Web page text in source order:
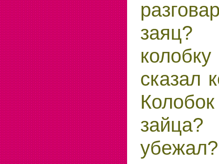
заяц?
сказал
убежал?